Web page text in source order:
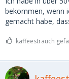
Nur kurze Zeit
anderen
der
sie mir an, das
sexuelle
bekommen, wenn
gemacht habe,
kaffeestrauch